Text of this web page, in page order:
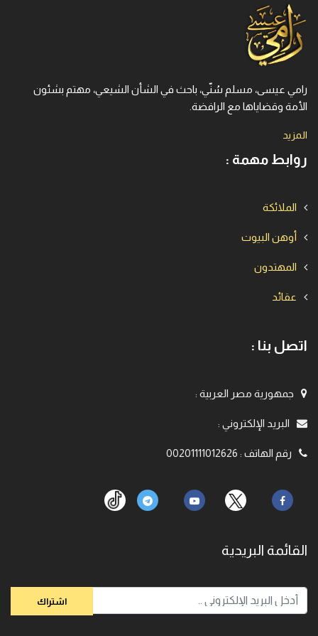
رامي عيسى، مسلم سُنّي، باحث في الشأن الشيعي، مهتم بشئون
الأمة وقضاياها مع الرافضة.
المزيد
روابط مهمة :
الملائكة
أوهن البيوت
المهتدون
عقائد
اتصل بنا :
جمهورية مصر العربية :
البريد الإلكتروني :
رقم الهاتف :
00201111012626
القائمة البريدية